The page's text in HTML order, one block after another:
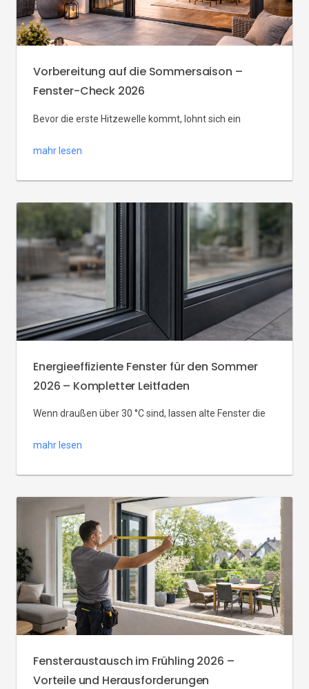
Vorbereitung auf die Sommersaison –
Fenster-Check 2026
Bevor die erste Hitzewelle kommt, lohnt sich ein
die Fenster Lüftung (z. B. über Riegel oder
bedeutet nicht nur Pflege – es ist auch der richtige
Zeitpunkt für einen Fenstertausch, damit neue,
energieeffiziente Fenster (z. B. IGLO […]
mahr lesen
Energieeffiziente Fenster für den Sommer
2026 – Kompletter Leitfaden
Wenn draußen über 30 °C sind, lassen alte Fenster die
nächtliches Dauerlüften werden zur Pflicht.
gegen Hitze und reduzieren das Aufheizen der Räume.
In diesem kompletten Leitfaden erfahren Sie, worauf
es bei Fenstern […]
mahr lesen
Fensteraustausch im Frühling 2026 –
Vorteile und Herausforderungen